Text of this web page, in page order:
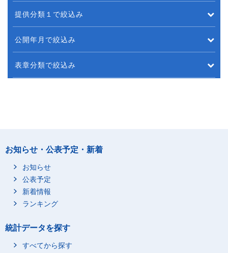
提供分類１で絞込み
公開年月で絞込み
表章分類で絞込み
お知らせ・公表予定・新着
お知らせ
公表予定
新着情報
ランキング
統計データを探す
すべてから探す